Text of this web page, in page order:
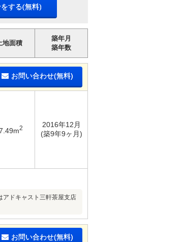
する(無料)
地面積
築年月
築年数
お問い合わせ(無料)
2
2016年12月
(築9年9ヶ月)
キャスト三軒茶屋支店
お問い合わせ(無料)